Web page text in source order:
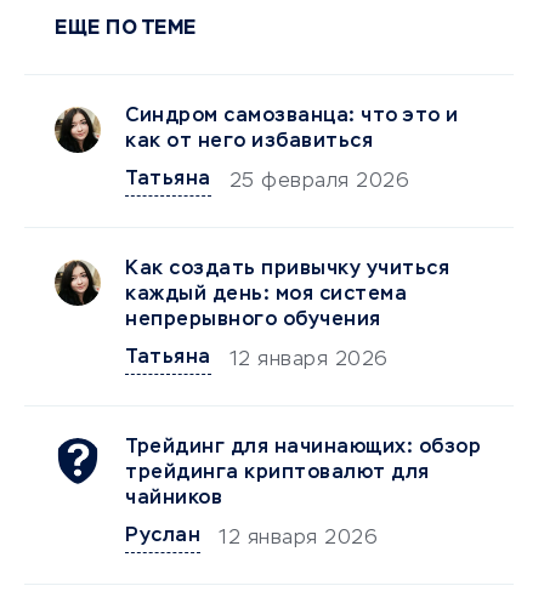
ЕЩЕ ПО ТЕМЕ
Синдром самозванца: что это и
как от него избавиться
Татьяна
25 февраля 2026
Как создать привычку учиться
каждый день: моя система
непрерывного обучения
Татьяна
12 января 2026
Трейдинг для начинающих: обзор
трейдинга криптовалют для
чайников
Руслан
12 января 2026